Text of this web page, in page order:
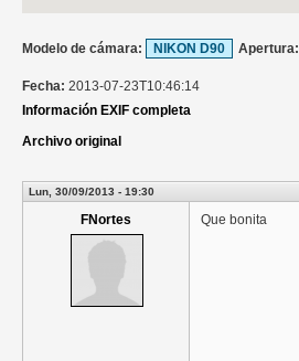
Modelo de cámara: NIKON D90 Apertura:
Fecha: 2013-07-23T10:46:14
Información EXIF completa
Archivo original
Lun, 30/09/2013 - 19:30
FNortes Que bonita